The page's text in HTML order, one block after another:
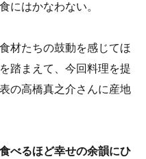
にはかなわない。
材たちの鼓動を感じてほ
踏まえて、今回料理を提
の高橋真之介さんに産地
べるほど幸せの余韻にひ